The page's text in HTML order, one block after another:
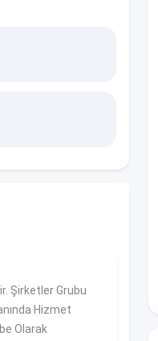
Şirketler Grubu
Hizmet
Olarak